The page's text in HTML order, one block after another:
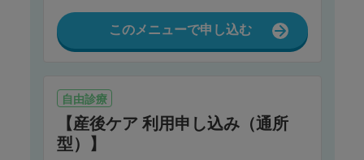
このメニューで申し込む
自由診療
【産後ケア 利用申し込み（通所
型）】